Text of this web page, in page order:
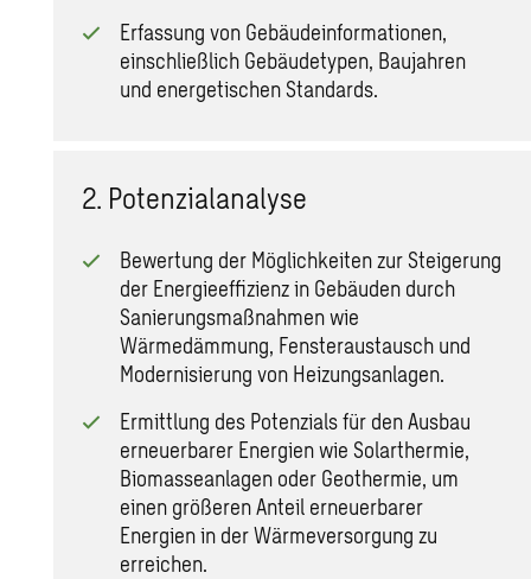
Erfassung von Gebäudeinformationen,
einschließlich Gebäudetypen, Baujahren
und energetischen Standards.
2. Potenzialanalyse
Bewertung der Möglichkeiten zur Steigerung
der Energieeffizienz in Gebäuden durch
Sanierungsmaßnahmen wie
Wärmedämmung, Fensteraustausch und
Modernisierung von Heizungsanlagen.
Ermittlung des Potenzials für den Ausbau
erneuerbarer Energien wie Solarthermie,
Biomasseanlagen oder Geothermie, um
einen größeren Anteil erneuerbarer
Energien in der Wärmeversorgung zu
erreichen.